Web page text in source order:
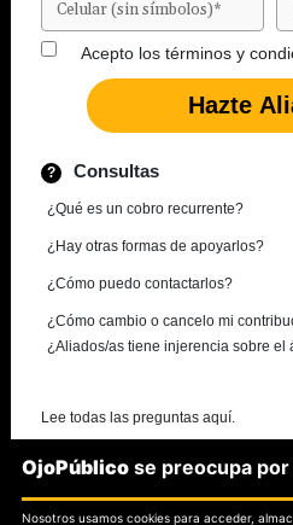
Acepto los términos y
Consultas
¿Qué es un cobro recurrente?
¿Hay otras formas de apoyarlos?
¿Cómo puedo contactarlos?
¿Cómo cambio o cancelo mi
¿Aliados/as tiene injerencia sobre el
Lee todas las preguntas aquí.
¿Necesitas
OjoPúblico se preocupa
Nosotros usamos cookies para acceder,